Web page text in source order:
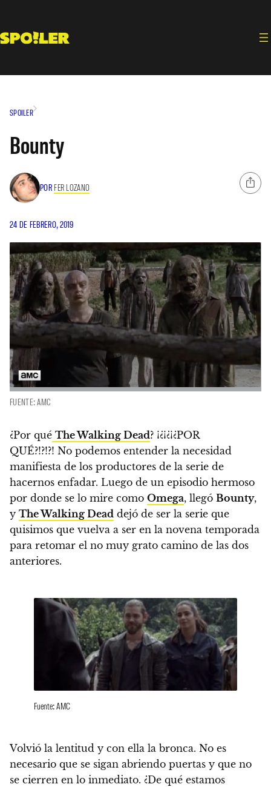
contenido
SPOILER
Bounty
POR FER LOZANO
24 DE FEBRERO, 2019
FUENTE: AMC
¿Por qué The Walking Dead? ¡¿¡¿¡¿POR
QUÉ?!?!?! No podemos entender la necesidad
manifiesta de los productores de la serie de
hacernos enfadar. Luego de un episodio hermoso
por donde se lo mire como Omega, llegó Bounty,
y The Walking Dead dejó de ser la serie que
quisimos que vuelva a ser en la novena temporada
para retomar el no muy grato camino de las dos
anteriores.
Fuente: AMC
Volvió la lentitud y con ella la bronca. No es
necesario que se sigan abriendo puertas y que no
se cierren en lo inmediato. ¿De qué estamos